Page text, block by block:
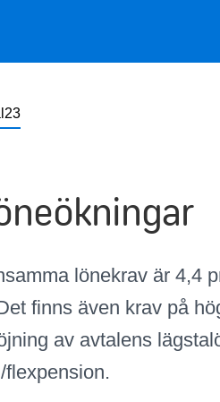
lönekrav är 4,4
finns även krav på
av avtalens